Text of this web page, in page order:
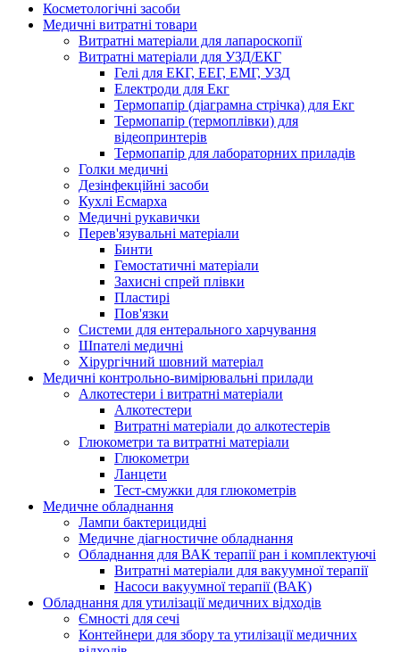
Косметологічні засоби
Медичні витратні товари
Витратні матеріали для лапароскопії
Витратні матеріали для УЗД/ЕКГ
Гелі для ЕКГ, ЕЕГ, ЕМГ, УЗД
Електроди для Екг
Термопапір (діаграмна стрічка) для Екг
Термопапір (термоплівки) для
відеопринтерів
Термопапір для лабораторних приладів
Голки медичні
Дезінфекційні засоби
Кухлі Есмарха
Медичні рукавички
Перев'язувальні матеріали
Бинти
Гемостатичні матеріали
Захисні спрей плівки
Пластирі
Пов'язки
Системи для ентерального харчування
Шпателі медичні
Хірургічний шовний матеріал
Медичні контрольно-вимірювальні прилади
Алкотестери і витратні матеріали
Алкотестери
Витратні матеріали до алкотестерів
Глюкометри та витратні матеріали
Глюкометри
Ланцети
Тест-смужки для глюкометрів
Медичне обладнання
Лампи бактерицидні
Медичне діагностичне обладнання
Обладнання для ВАК терапії ран і комплектуючі
Витратні матеріали для вакуумної терапії
Насоси вакуумної терапії (ВАК)
Обладнання для утилізації медичних відходів
Ємності для сечі
Контейнери для збору та утилізації медичних